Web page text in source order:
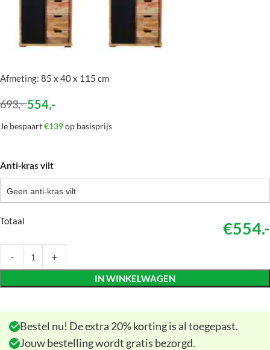
Afmeting: 85 x 40 x 115 cm
693,- 554,-
Je bespaart€139op basisprijs
Anti-kras vilt
Geen anti-kras vilt
Totaal €554.-
IN WINKELWAGEN
Bestel nu! De extra 20% korting is al toegepast.
Jouw bestelling wordt gratis bezorgd.